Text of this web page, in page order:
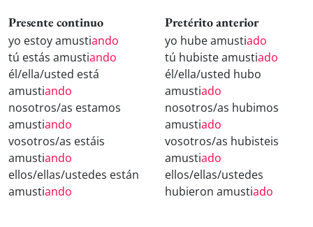
Presente continuo
yo estoy amustiando
tú estás amustiando
él/ella/usted está
amustiando
nosotros/as estamos
amustiando
vosotros/as estáis
amustiando
ellos/ellas/ustedes están
amustiando
Pretérito anterior
yo hube amustiado
tú hubiste amustiado
él/ella/usted hubo
amustiado
nosotros/as hubimos
amustiado
vosotros/as hubisteis
amustiado
ellos/ellas/ustedes
hubieron amustiado